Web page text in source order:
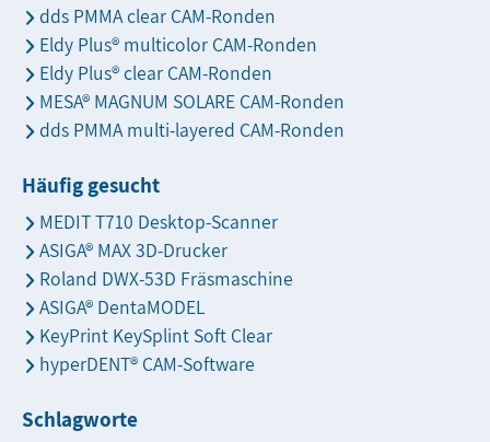
dds PMMA clear CAM-Ronden
Eldy Plus® multicolor CAM-Ronden
Eldy Plus® clear CAM-Ronden
MESA® MAGNUM SOLARE CAM-Ronden
dds PMMA multi-layered CAM-Ronden
Häufig gesucht
MEDIT T710 Desktop-Scanner
ASIGA® MAX 3D-Drucker
Roland DWX-53D Fräsmaschine
ASIGA® DentaMODEL
KeyPrint KeySplint Soft Clear
hyperDENT® CAM-Software
Schlagworte